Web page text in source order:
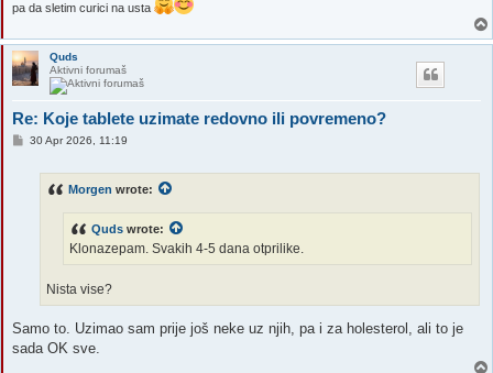
pa da sletim curici na usta
Quds
Aktivni forumaš
Re: Koje tablete uzimate redovno ili povremeno?
P30 Apr 2026, 11:19
Morgen wrote:
Quds wrote:
Klonazepam. Svakih 4-5 dana otprilike.
Nista vise?
Samo to. Uzimao sam prije još neke uz njih, pa i za holesterol, ali to je
sada OK sve.